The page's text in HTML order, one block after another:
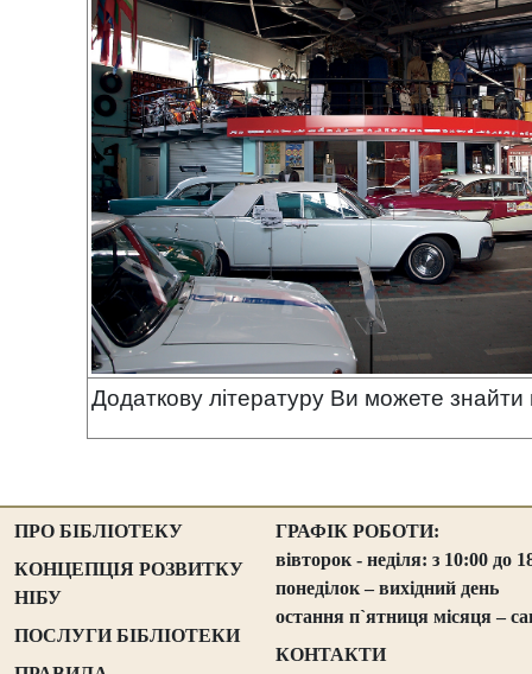
Додаткову літературу Ви можете
ПРО БІБЛІОТЕКУ
КОНЦЕПЦІЯ РОЗВИТКУ
НІБУ
ПОСЛУГИ БІБЛІОТЕКИ
ГРАФІК РОБОТИ:
вівторок - неділя: з 10:00 до
понеділок – вихідний день
остання п`ятниця місяця –
КОНТАКТИ